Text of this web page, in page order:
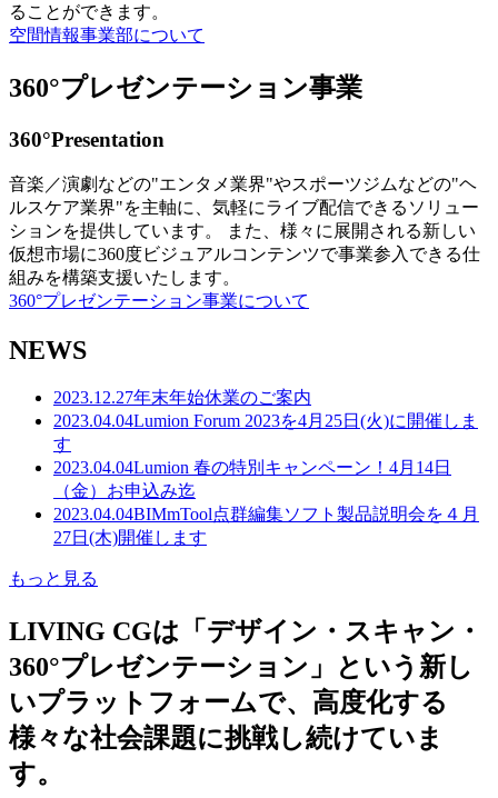
ることができます。
空間情報事業部について
360°プレゼンテーション事業
360°Presentation
音楽／演劇などの"エンタメ業界"やスポーツジムなどの"ヘ
ルスケア業界"を主軸に、気軽にライブ配信できるソリュー
ションを提供しています。 また、様々に展開される新しい
仮想市場に360度ビジュアルコンテンツで事業参入できる仕
組みを構築支援いたします。
360°プレゼンテーション事業について
NEWS
2023.12.27年末年始休業のご案内
2023.04.04Lumion Forum 2023を4月25日(火)に開催しま
す
2023.04.04Lumion 春の特別キャンペーン！4月14日
（金）お申込み迄
2023.04.04BIMmTool点群編集ソフト製品説明会を４月
27日(木)開催します
もっと見る
LIVING CGは「デザイン・スキャン・
360°プレゼンテーション」という新し
いプラットフォームで、高度化する
様々な社会課題に挑戦し続けていま
す。